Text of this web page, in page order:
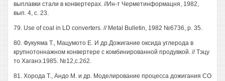
выплавки стали в конвертерах. //Ин-т Черметинформацня, 1982,
вып. 4, с. 23.
79. Use of coal in LD converters. // Metal Bulletin, 1982 №6736, p. 35.
80. Фукуяма Т., Мацумото E. И др.Дожигание оксида углерода в
крупнотоннажном конвертере с комбинированной продувкой. // Тэцу
то Хаганэ.1985. №12,с.2б2.
81. Хорода Т., Андо М. и др. Моделирование процесса дожигания СО